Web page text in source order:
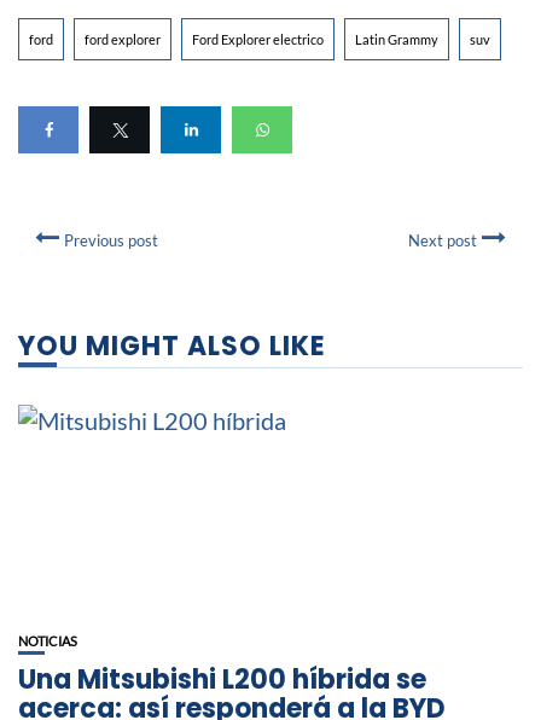
ford ford explorer Ford Explorer electrico Latin Grammy suv
Previous post Next post
YOU MIGHT ALSO LIKE
NOTICIAS
Una Mitsubishi L200 híbrida se
acerca: así responderá a la BYD